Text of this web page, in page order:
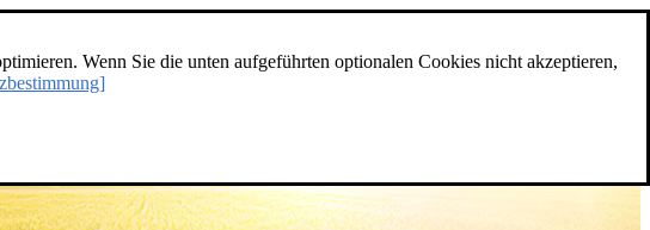
Wenn Sie die unten aufgeführten optionalen Cookies nicht akzeptieren,